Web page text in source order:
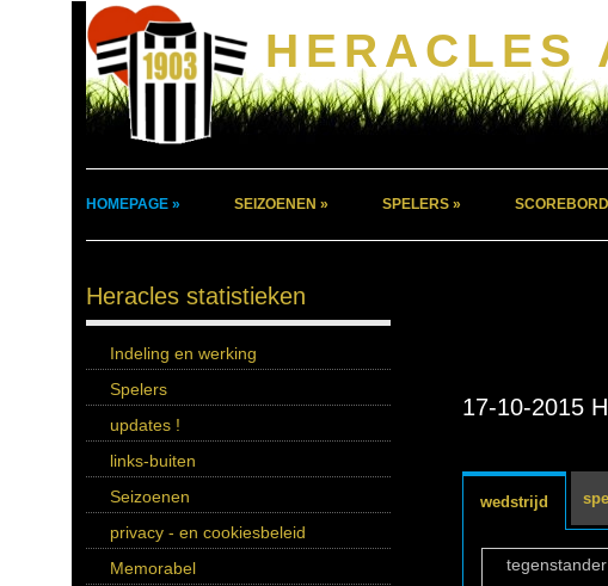
HERACLES
HOMEPAGE » SEIZOENEN » SPELERS »
Heracles statistieken
Indeling en werking
Spelers
updates !
links-buiten
Seizoenen
privacy - en cookiesbeleid
Memorabel
17-10-2015
wedstrijd
tegenstander